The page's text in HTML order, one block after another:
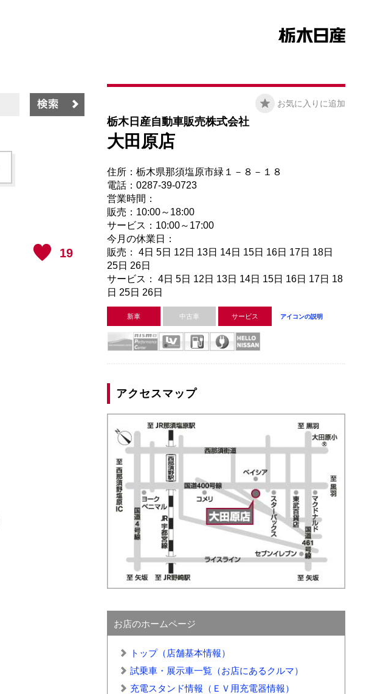
19
お気に入りに追加
栃木日産自動車販売株式会社
大田原店
住所：栃木県那須塩原市緑１－８－１８
電話：0287-39-0723
営業時間：
販売：10:00～18:00
サービス：10:00～17:00
今月の休業日：
販売： 4日 5日 12日 13日 14日 15日 16日 17日 18日
25日 26日
サービス： 4日 5日 12日 13日 14日 15日 16日 17日 18
日 25日 26日
新車 中古車 サービス アイコンの説明
アクセスマップ
お店のホームページ
トップ（店舗基本情報）
試乗車・展示車一覧（お店にあるクルマ）
充電スタンド情報（ＥＶ用充電器情報）